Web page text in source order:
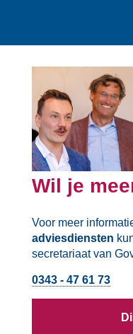
Wil je
Voor meer
adviesdiensten
secretariaat van
0343 - 47 61 73